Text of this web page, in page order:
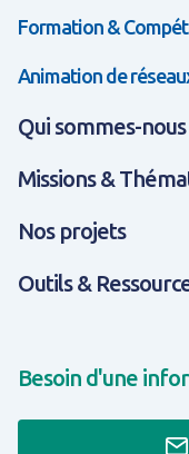
Formation &
Animation de
Qui sommes-nous
Missions &
Nos projets
Outils &
Besoin d'une